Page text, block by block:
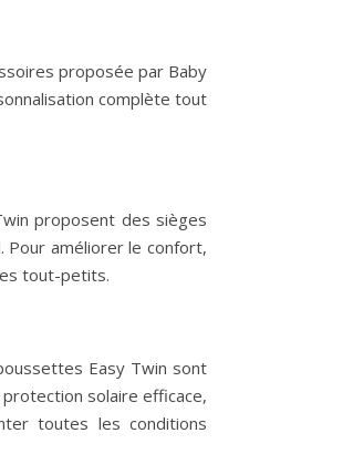
proposée par Baby
complète tout
proposent des sièges
Pour améliorer le confort,
tout-petits.
Easy Twin sont
solaire efficace,
toutes les conditions